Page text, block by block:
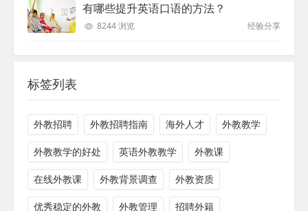
有哪些提升英语口语的方法？
8244 浏览 经验分享
标签列表
外教招聘 外教招聘指南 海外人才 外教教学
外教教学的好处 英语外教教学 外教课
在线外教课 外教背景调查 外教资质
优秀稳定的外教 外教管理 招聘外籍